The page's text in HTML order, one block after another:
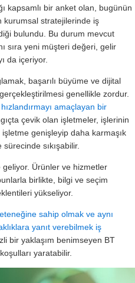
kapsamlı bir anket olan, bugünün
kurumsal stratejilerinde iş
bulundu. Bu durum mevcut
sıra yeni müşteri değeri, gelir
da içeriyor.
başarılı büyüme ve dijital
genellikle zordur.
amaçlayan bir
çevik olan işletmeler, işlerinin
genişleyip daha karmaşık
sıkışabilir.
Ürünler ve hizmetler
birlikte, bilgi ve seçim
yükseliyor.
sahip olmak ve aynı
yanıt verebilmek iş
bir yaklaşım benimseyen BT
yaratabilir.